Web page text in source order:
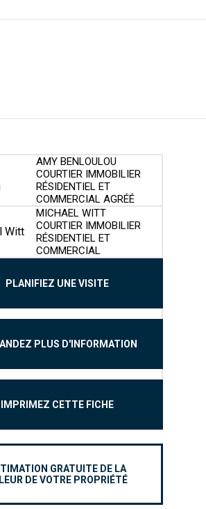
AMY BENLOULOU
COURTIER IMMOBILIER
RÉSIDENTIEL ET
COMMERCIAL AGRÉÉ
MICHAEL WITT
COURTIER IMMOBILIER
RÉSIDENTIEL ET
COMMERCIAL
PLANIFIEZ UNE VISITE
PLUS D'INFORMATION
IMPRIMEZ CETTE FICHE
GRATUITE DE LA
DE VOTRE PROPRIÉTÉ